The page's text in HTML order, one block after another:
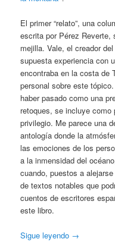
El primer “relato”, una
escrita por Pérez Reverte,
mejilla. Vale, el creador
supuesta experiencia con
encontraba en la costa de
personal sobre este
haber pasado como una
retoques, se incluye
privilegio. Me parece una
antología donde la
las emociones de los
a la inmensidad del
cuando, puestos a
de textos notables que
cuentos de escritores
este libro.
Sigue leyendo →